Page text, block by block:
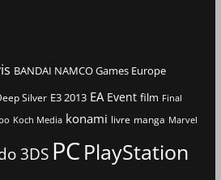
BANDAI NAMCO Games Europe
Silver E3 2013 EA Event film Final
Koch Media konami livre manga Marvel
3DS PCPlayStation